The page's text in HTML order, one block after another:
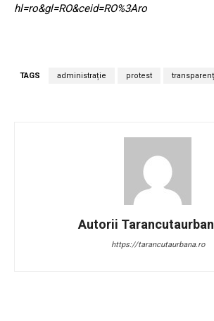
hl=ro&gl=RO&ceid=RO%3Aro
TAGS administrație protest
Autorii
https://tarancutaurbana.ro